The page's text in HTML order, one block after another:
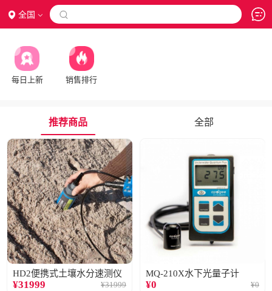
全国 
每日上新 销售排行
推荐商品 全部
HD2便携式土壤水分速测仪
¥31999 ¥31999
MQ-210X水下光量子计
¥0 ¥0